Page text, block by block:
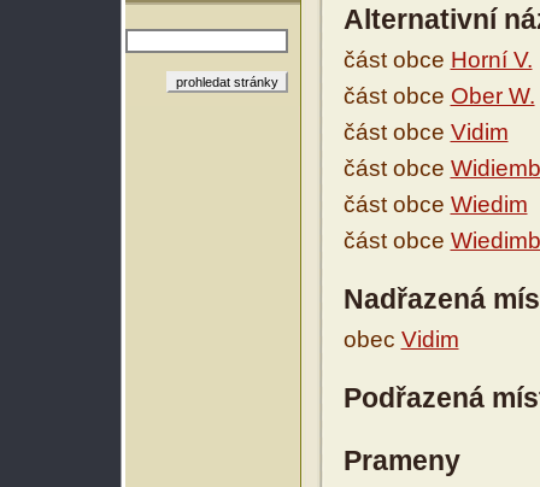
Alternativní
část obce Horní V.
část obce Ober W.
část obce Vidim
část obce Widiemb
část obce Wiedim
část obce Wiedimb
Nadřazená
obec Vidim
Podřazená
Prameny